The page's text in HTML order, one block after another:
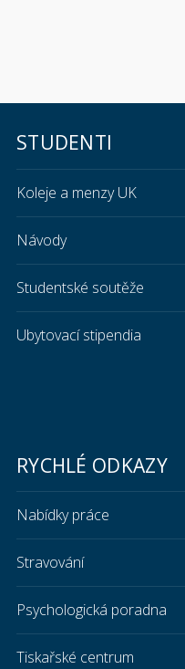
STUDENTI
Koleje a menzy UK
Návody
Studentské soutěže
Ubytovací stipendia
RYCHLÉ ODKAZY
Nabídky práce
Stravování
Psychologická poradna
Tiskařské centrum